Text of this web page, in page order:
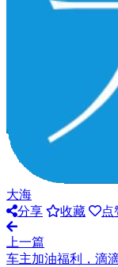
大海
分享
收藏 点
上一篇
车主加油福利，滴